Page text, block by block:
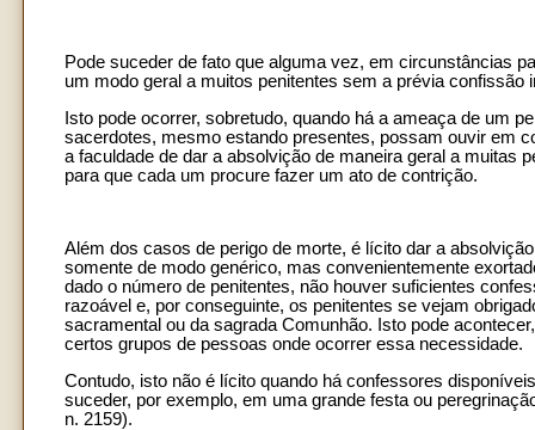
Pode suceder de fato que alguma vez, em circunstâncias
um modo geral a muitos penitentes sem a prévia confissão
Isto pode ocorrer, sobretudo, quando há a ameaça de um
sacerdotes, mesmo estando presentes, possam ouvir em
a faculdade de dar a absolvição de maneira geral a
para que cada um procure fazer um ato de contrição.
Além dos casos de perigo de morte, é lícito dar a
somente de modo genérico, mas convenientemente
dado o número de penitentes, não houver suficientes
razoável e, por conseguinte, os penitentes se vejam
sacramental ou da sagrada Comunhão. Isto pode
certos grupos de pessoas onde ocorrer essa necessidade.
Contudo, isto não é lícito quando há confessores
suceder, por exemplo, em uma grande festa ou
n. 2159).